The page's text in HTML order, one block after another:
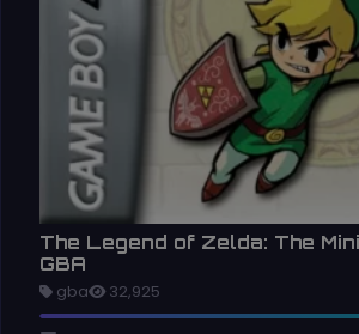
The Legend of Zelda: The
GBA
gba 32,925